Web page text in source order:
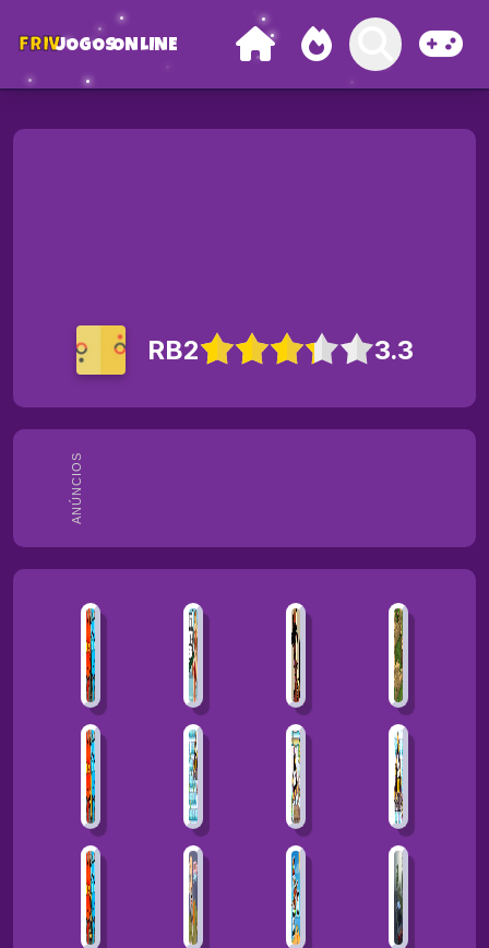
FRIVJOGOSONLINE
ANÚNCIOS
RB2 3.3